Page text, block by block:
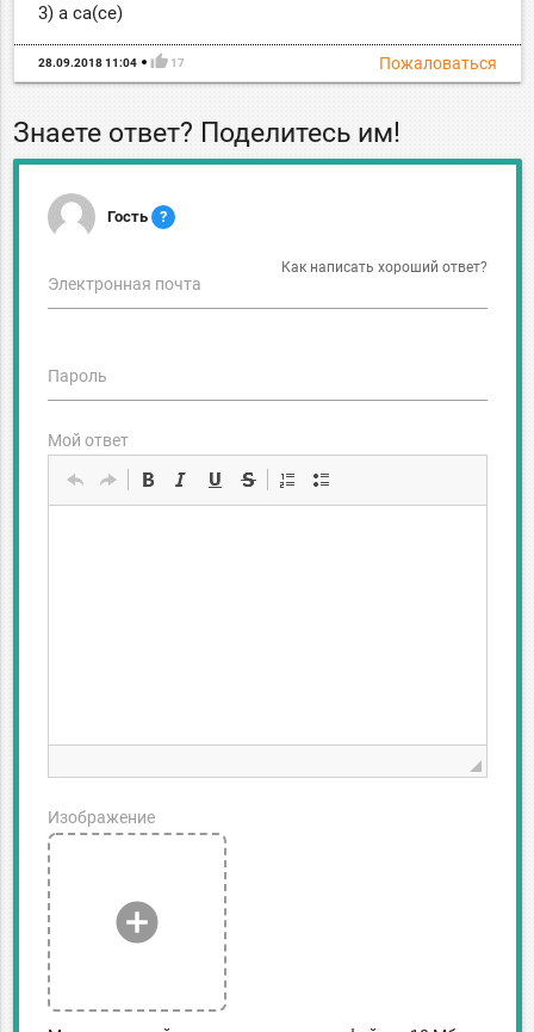
3) а са(се)
Пожаловаться
28.09.2018 11:04 thumb_up 17
Знаете ответ? Поделитесь им!
Гость ?
Как написать хороший ответ?
Электронная почта
Пароль
Мой ответ
add_circle
Изображение